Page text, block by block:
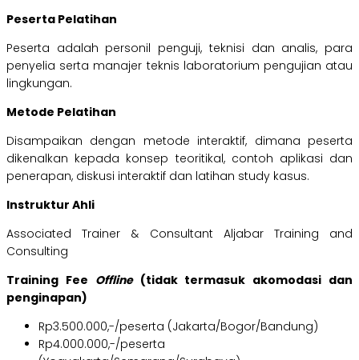
Peserta Pelatihan
Peserta adalah personil penguji, teknisi dan analis, para
penyelia serta manajer teknis laboratorium pengujian atau
lingkungan.
Metode Pelatihan
Disampaikan dengan metode interaktif, dimana peserta
dikenalkan kepada konsep teoritikal, contoh aplikasi dan
penerapan, diskusi interaktif dan latihan study kasus.
Instruktur Ahli
Associated Trainer & Consultant Aljabar Training and
Consulting
Training Fee Offline (tidak termasuk akomodasi dan
penginapan)
Rp3.500.000,-/peserta (Jakarta/Bogor/Bandung)
Rp4.000.000,-/peserta